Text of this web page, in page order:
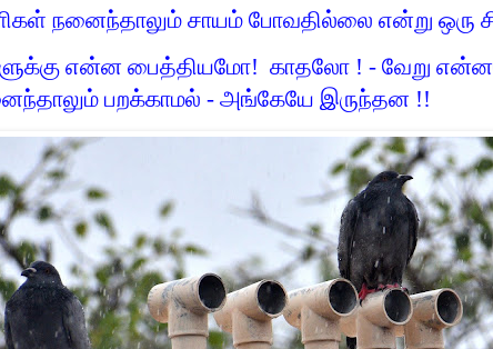
நனைந்தாலும் சாயம் போவதில்லை என்று ஒரு
என்ன பைத்தியமோ! காதலோ ! - வேறு
பறக்காமல் - அங்கேயே இருந்தன !!